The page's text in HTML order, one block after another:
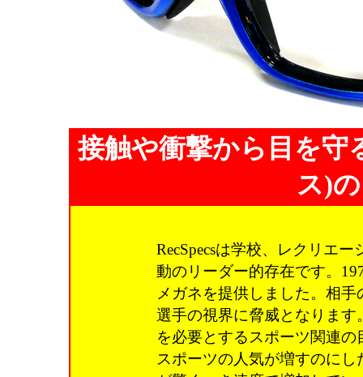
接触や衝撃から目を守
ス)
RecSpecsは学校、レクリエ
動のリーダー的存在です。
メガネを提供しました。相
選手の視界に脅威となりま
を必要とするスポーツ関連
スポーツの人気が増すのに